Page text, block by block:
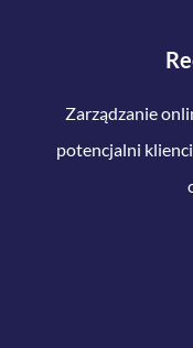
Zarządzanie
potencjalni